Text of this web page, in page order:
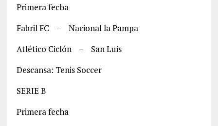
Primera fecha
Fabril FC – Nacional la Pampa
Atlético Ciclón – San Luis
Descansa: Tenis Soccer
SERIE B
Primera fecha